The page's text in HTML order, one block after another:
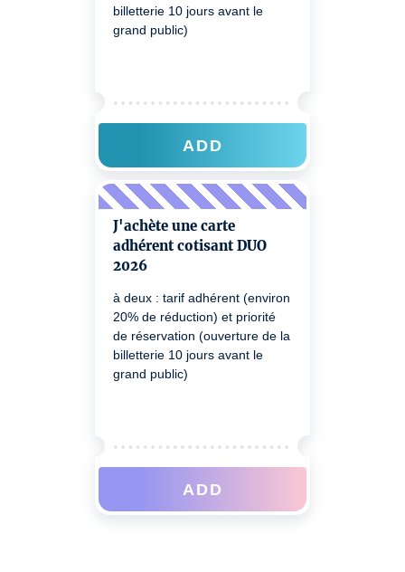
billetterie 10 jours avant le
grand public)
ADD
J'achète une carte
adhérent cotisant DUO
2026
à deux : tarif adhérent (environ
20% de réduction) et priorité
de réservation (ouverture de la
billetterie 10 jours avant le
grand public)
ADD